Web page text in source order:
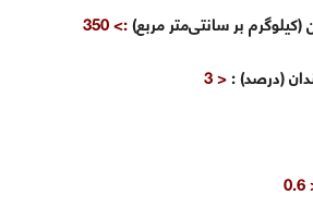
بر سانتی‌متر مربع):> 350
(درصد):
< 3
<